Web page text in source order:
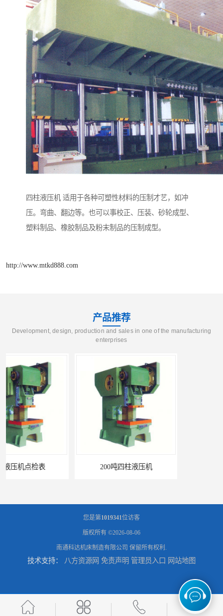
四柱液压机 适用于各种可塑性材料的压制才艺，如冲
压。弯曲、翻边等。也可以事校正、压装、砂轮成型、
塑料制品、橡胶制品及粉末制品的压制成型。
http://www.mtkd888.com
产品推荐
Development, design, production and sales in one of the manufacturing
enterprises
200吨四柱液压机 三梁四柱液压机厂家
四柱液压机报价 100吨四柱液压机
您是第1019341位访客
版权所有 ©2026-08-06
南通科达机床制造有限公司 保留所有权利.
技术支持： 八方资源网 免责声明 管理员入口 网站地图